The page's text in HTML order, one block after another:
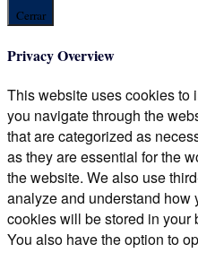
Cerrar
Privacy Overview
This website uses cookies to
you navigate through the
that are categorized as
as they are essential for the
the website. We also use
analyze and understand how
cookies will be stored in your
You also have the option to